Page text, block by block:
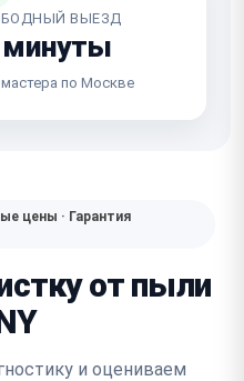
ВЫЕЗД
минуты
по Москве
цены · Гарантия
от пыли
и оцениваем